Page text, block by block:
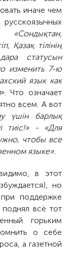
иначе чем
«Сондықтан,
Қазақ тілінің
статусын
изменить 7-ю
язык как
». Что означает
всем. А вот
үшін барлық
тиіс!» - «Для
чтобы все
языке».
в этот
но
поддержке
всё тот
горьким
о себе
а газетной